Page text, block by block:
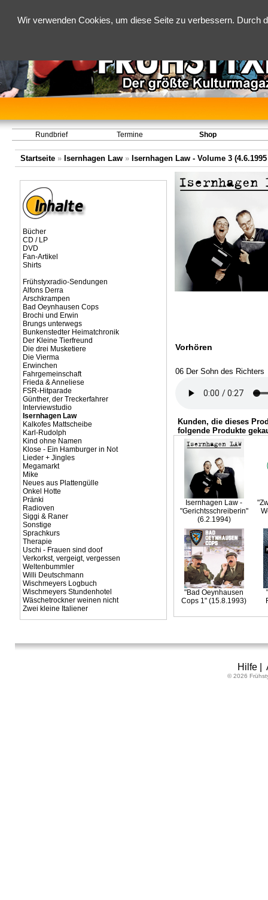
Wir verwenden Cookies, um diese Seite zu verbessern.
Rundbrief Termine Shop
Startseite» Isernhagen Law» Isernhagen Law - Volume 3 (4.6.1995
Bücher
CD / LP
DVD
Fan-Artikel
Shirts
Frühstyxradio-Sendungen
Alfons Derra
Arschkrampen
Bad Oeynhausen Cops
Brochi und Erwin
Brungs unterwegs
Bunkenstedter Heimatchronik
Der Kleine Tierfreund
Die drei Musketiere
Die Vierma
Erwinchen
Fahrgemeinschaft
Frieda & Anneliese
FSR-Hitparade
Günther, der Treckerfahrer
Interviewstudio
Isernhagen Law
Kalkofes Mattscheibe
Karl-Rudolph
Kind ohne Namen
Klose - Ein Hamburger in Not
Lieder + Jingles
Megamarkt
Mike
Neues aus Plattengülle
Onkel Hotte
Pränki
Radioven
Siggi & Raner
Sonstige
Sprachkurs
Therapie
Uschi - Frauen sind doof
Verkorkst, vergeigt, vergessen
Weltenbummler
Willi Deutschmann
Wischmeyers Logbuch
Wischmeyers Stundenhotel
Wäschetrockner weinen nicht
Zwei kleine Italiener
Vorhören
06 Der Sohn des Richters
Kunden, die dieses
folgende Produkte
Isernhagen Law -
"Gerichtsschreiberin"
(6.2.1994)
"Bad Oeynhausen
Cops 1" (15.8.1993)
Hilfe|
© 2026